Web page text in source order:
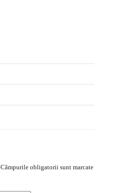
Câmpurile obligatorii sunt marcate